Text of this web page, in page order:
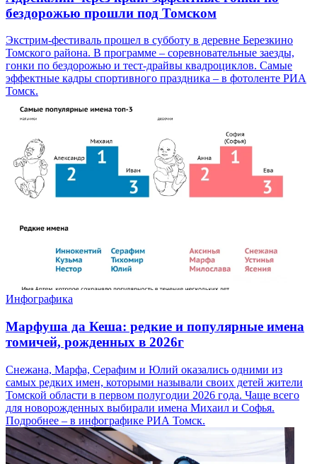
бездорожью прошли под Томском
Экстрим-фестиваль прошел в субботу в деревне Березкино
Томского района. В программе – соревновательные заезды,
гонки по бездорожью и тест-драйвы квадроциклов. Самые
эффектные кадры спортивного праздника – в фотоленте РИА
Томск.
Инфографика
Марфуша да Кеша: редкие и популярные имена
томичей, рожденных в 2026г
Снежана, Марфа, Серафим и Юлий оказались одними из
самых редких имен, которыми называли своих детей жители
Томской области в первом полугодии 2026 года. Чаще всего
для новорожденных выбирали имена Михаил и Софья.
Подробнее – в инфографике РИА Томск.